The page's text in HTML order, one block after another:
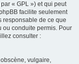
« GPL ») et qui peut
facilite seulement
responsable de ce que
ou conduite permis. Pour
consulter :
vulgaire,